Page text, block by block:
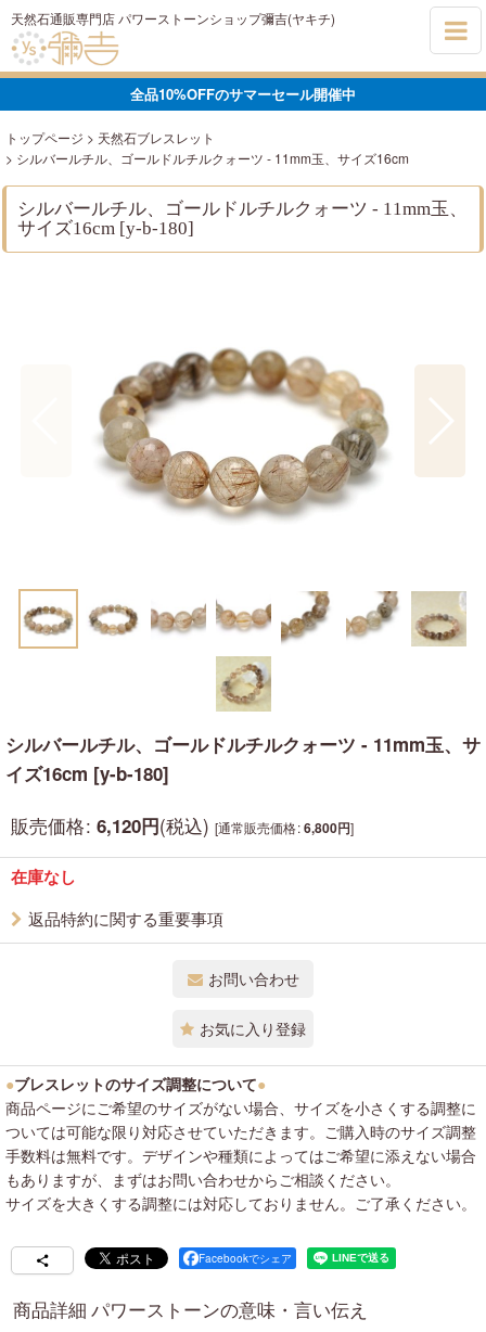
天然石通販専門店 パワーストーンショップ彌吉(ヤキチ)
全品10%OFFのサマーセール開催中
トップページ > 天然石ブレスレット
> シルバールチル、ゴールドルチルクォーツ - 11mm玉、サイズ16cm
シルバールチル、ゴールドルチルクォーツ - 11mm玉、
サイズ16cm [y-b-180]
シルバールチル、ゴールドルチルクォーツ - 11mm玉、サ
イズ16cm [y-b-180]
販売価格: 6,120円(税込) [通常販売価格:6,800円]
在庫なし
返品特約に関する重要事項
お問い合わせ
お気に入り登録
●ブレスレットのサイズ調整について●
商品ページにご希望のサイズがない場合、サイズを小さくする調整に
ついては可能な限り対応させていただきます。ご購入時のサイズ調整
手数料は無料です。デザインや種類によってはご希望に添えない場合
もありますが、まずはお問い合わせからご相談ください。
サイズを大きくする調整には対応しておりません。ご了承ください。
Facebookでシェア
商品詳細 パワーストーンの意味・言い伝え